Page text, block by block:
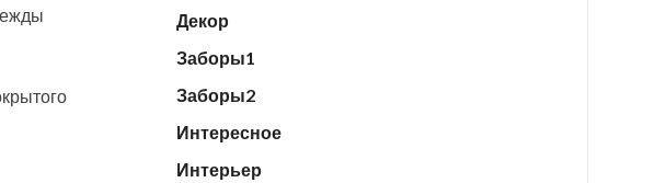
Декор
Заборы1
Заборы2
Интересное
Интерьер